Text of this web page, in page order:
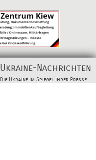
Ukraine-Nachrichten
Die Ukraine im Spiegel ihrer Presse